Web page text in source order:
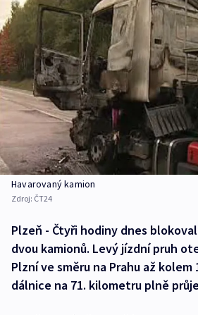
Havarovaný kamion
Zdroj: ČT24
Plzeň - Čtyři hodiny dnes
dvou kamionů. Levý jízdní pruh
Plzní ve směru na Prahu až kolem
dálnice na 71. kilometru plně